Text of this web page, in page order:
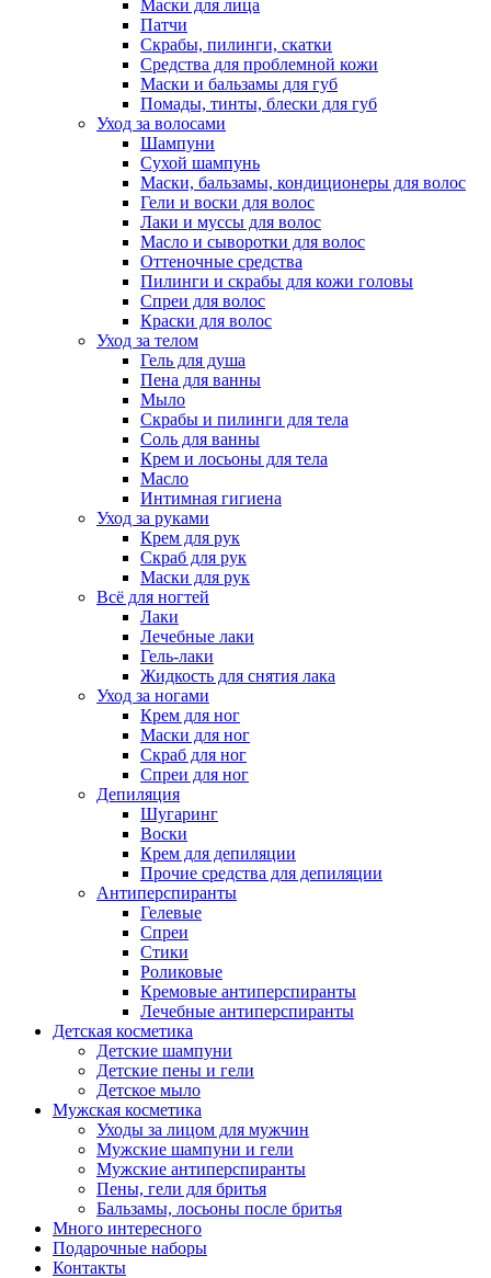
Маски для лица
Патчи
Скрабы, пилинги, скатки
Средства для проблемной кожи
Маски и бальзамы для губ
Помады, тинты, блески для губ
Уход за волосами
Шампуни
Сухой шампунь
Маски, бальзамы, кондиционеры для волос
Гели и воски для волос
Лаки и муссы для волос
Масло и сыворотки для волос
Оттеночные средства
Пилинги и скрабы для кожи головы
Спреи для волос
Краски для волос
Уход за телом
Гель для душа
Пена для ванны
Мыло
Скрабы и пилинги для тела
Соль для ванны
Крем и лосьоны для тела
Масло
Интимная гигиена
Уход за руками
Крем для рук
Скраб для рук
Маски для рук
Всё для ногтей
Лаки
Лечебные лаки
Гель-лаки
Жидкость для снятия лака
Уход за ногами
Крем для ног
Маски для ног
Скраб для ног
Спреи для ног
Депиляция
Шугаринг
Воски
Крем для депиляции
Прочие средства для депиляции
Антиперспиранты
Гелевые
Спреи
Стики
Роликовые
Кремовые антиперспиранты
Лечебные антиперспиранты
Детская косметика
Детские шампуни
Детские пены и гели
Детское мыло
Мужская косметика
Уходы за лицом для мужчин
Мужские шампуни и гели
Мужские антиперспиранты
Пены, гели для бритья
Бальзамы, лосьоны после бритья
Много интересного
Подарочные наборы
Контакты